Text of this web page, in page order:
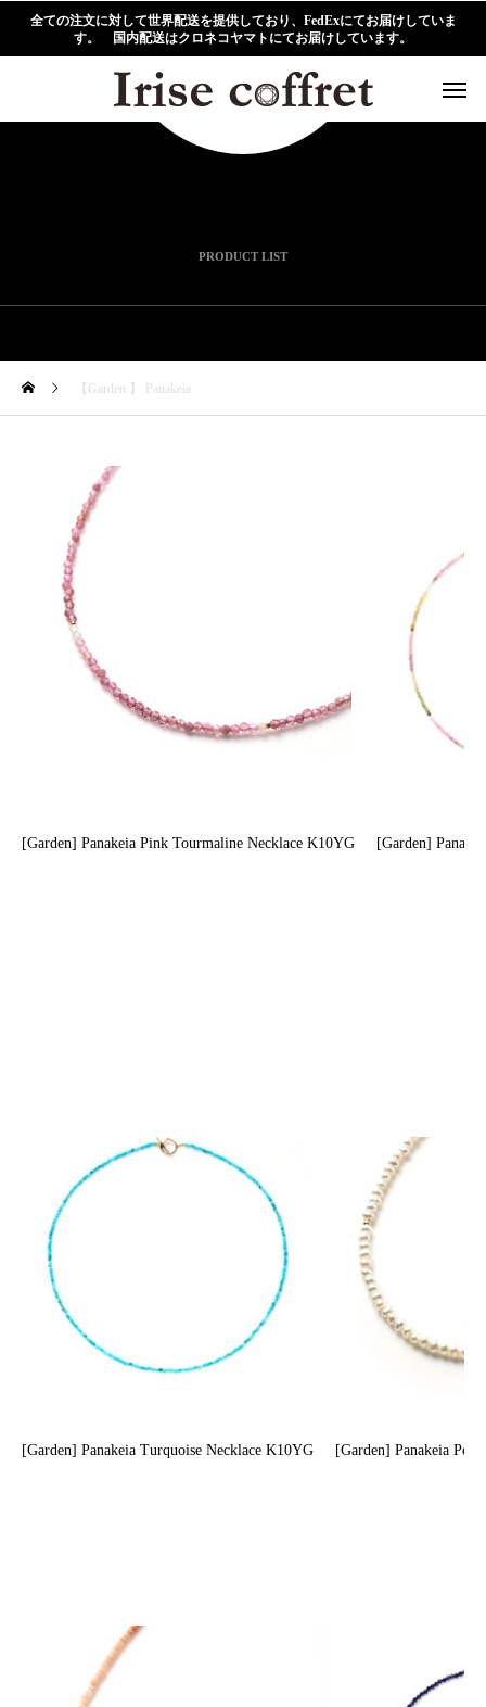
全ての注文に対して世界配送を提供しており、FedExにてお届けしていま
す。 国内配送はクロネコヤマトにてお届けしています。
【Garden 】 Panakeia
[Garden] Panakeia Pink Tourmaline Necklace K10YG [Garden]
[Garden] Panakeia Turquoise Necklace K10YG [Garden] Panakeia